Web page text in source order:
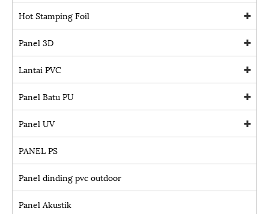
Hot Stamping Foil
Panel 3D
Lantai PVC
Panel Batu PU
Panel UV
PANEL PS
Panel dinding pvc outdoor
Panel Akustik